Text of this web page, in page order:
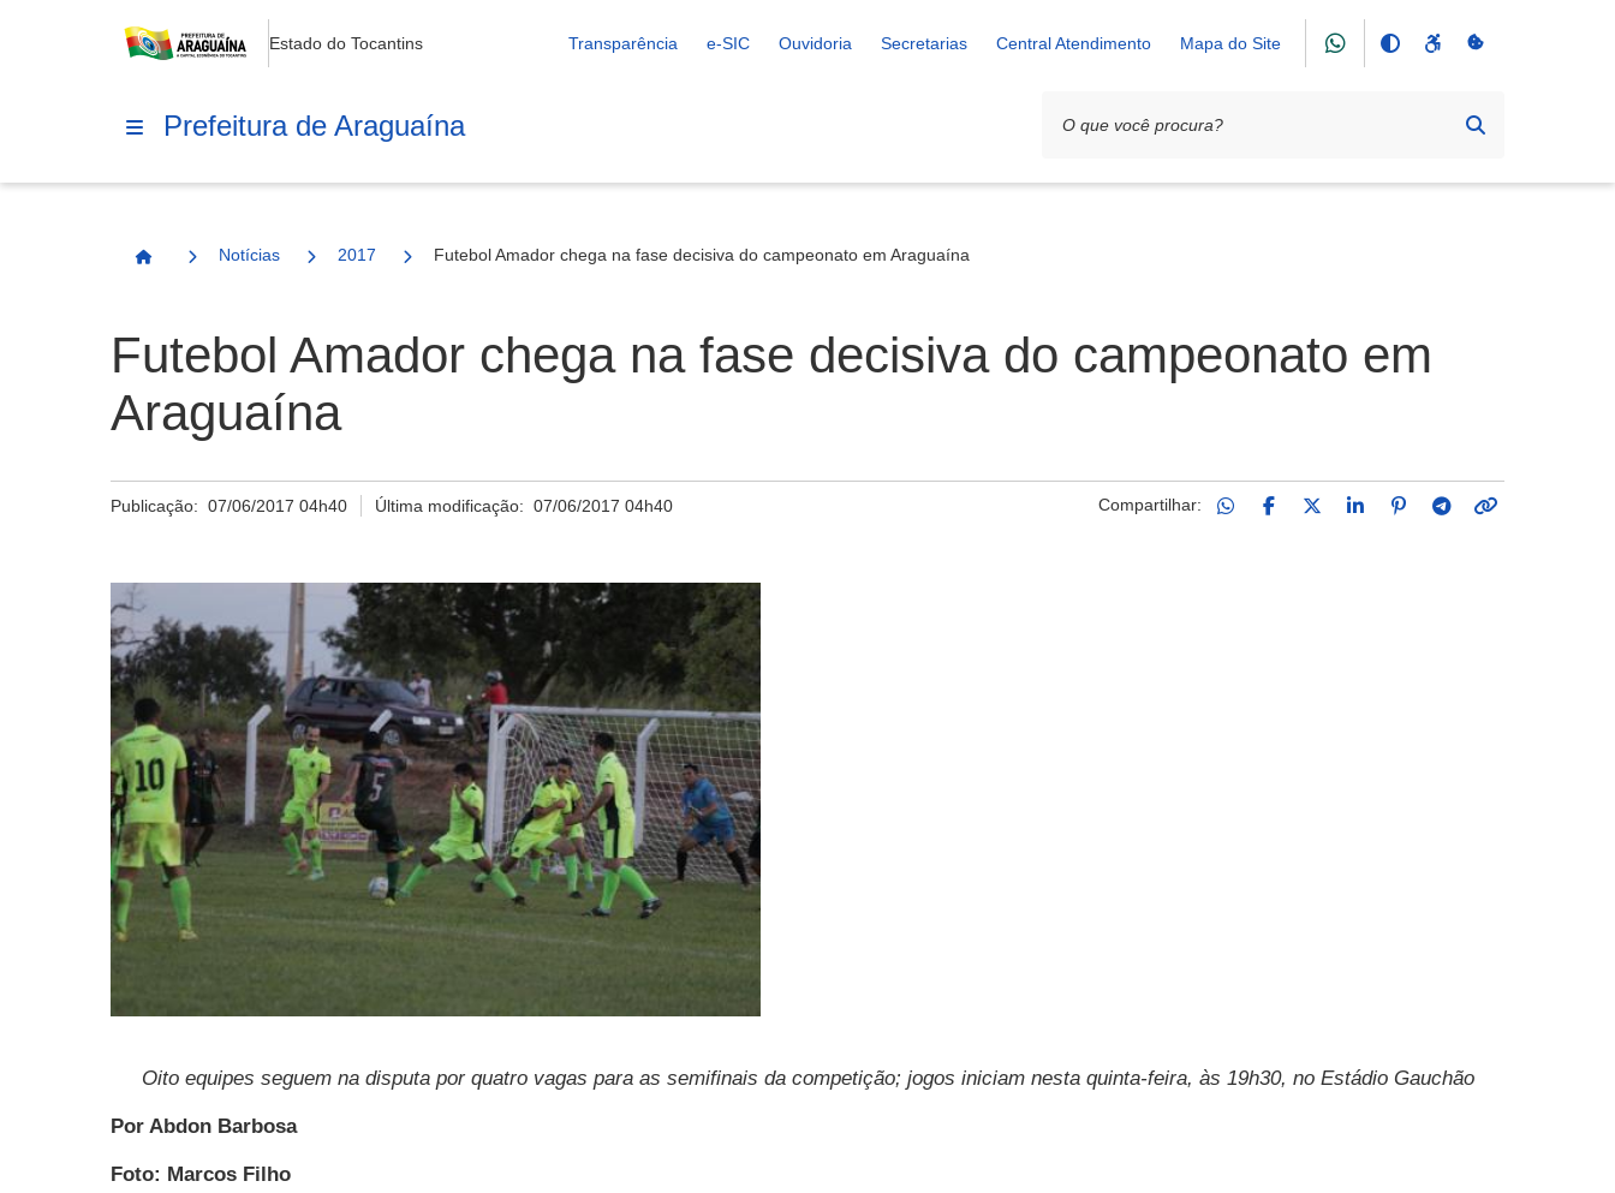
Estado do Tocantins Transparência e-SIC Ouvidoria Secretarias Central Atendimento Mapa do Site
Prefeitura de Araguaína
Página Inicial
Notícias 2017 Futebol Amador chega na fase decisiva do campeonato em Araguaína
Futebol Amador chega na fase decisiva do campeonato em
Araguaína
Publicação: 07/06/2017 04h40 Última modificação:07/06/2017 04h40 Compartilhar:
Oito equipes seguem na disputa por quatro vagas para as semifinais da competição; jogos iniciam nesta quinta-feira, às 19h30, no Estádio Gauchão
Por Abdon Barbosa
Foto: Marcos Filho